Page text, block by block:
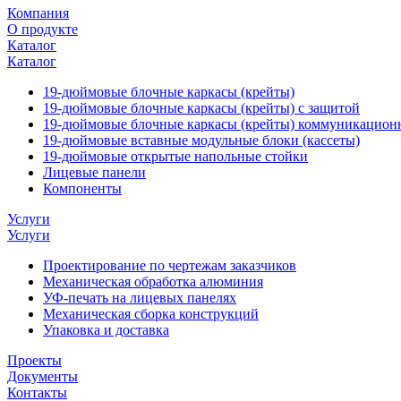
Компания
О продукте
Каталог
Каталог
19-дюймовые блочные каркасы (крейты)
19-дюймовые блочные каркасы (крейты) с защитой
19-дюймовые блочные каркасы (крейты)
19-дюймовые вставные модульные блоки (кассеты)
19-дюймовые открытые напольные стойки
Лицевые панели
Компоненты
Услуги
Услуги
Проектирование по чертежам заказчиков
Механическая обработка алюминия
УФ-печать на лицевых панелях
Механическая сборка конструкций
Упаковка и доставка
Проекты
Документы
Контакты